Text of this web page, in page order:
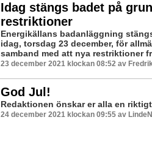
Idag stängs badet på
restriktioner
Energikällans badanläggning
idag, torsdag 23 december, för
samband med att nya restriktioner
23 december 2021 klockan 08:52 av
God Jul!
Redaktionen önskar er alla en
24 december 2021 klockan 09:55 av